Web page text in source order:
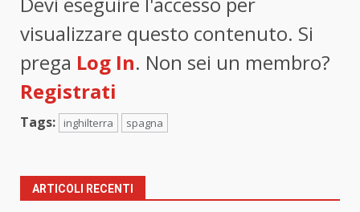
visualizzare questo contenuto. Si
prega Log In. Non sei un membro?
Registrati
Tags: inghilterra spagna
ARTICOLI RECENTI